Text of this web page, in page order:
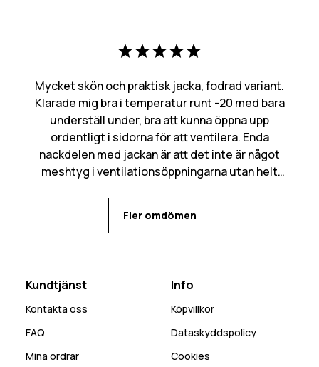
Mycket skön och praktisk jacka, fodrad variant.
Klarade mig bra i temperatur runt -20 med bara
underställ under, bra att kunna öppna upp
ordentligt i sidorna för att ventilera. Enda
nackdelen med jackan är att det inte är något
meshtyg i ventilationsöppningarna utan helt
alternativ för mobilen beroende på behov.
Fler omdömen
Kundtjänst
Kontakta oss
FAQ
Mina ordrar
Info
Köpvillkor
Dataskyddspolicy
Cookies